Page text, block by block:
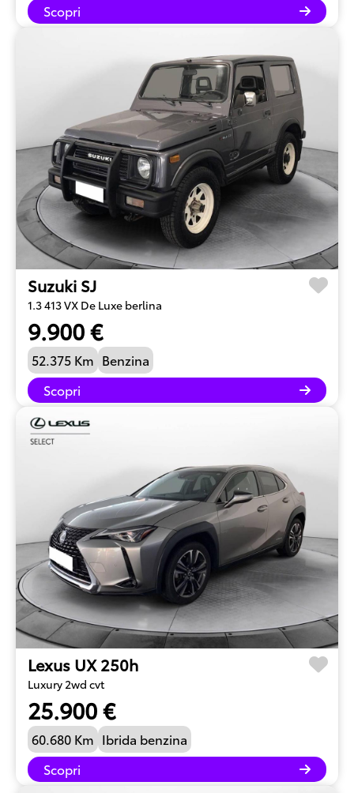
Scopri
Suzuki SJ
1.3 413 VX De Luxe berlina
9.900 €
52.375 Km Benzina
Scopri
Lexus UX 250h
Luxury 2wd cvt
25.900 €
60.680 Km Ibrida benzina
Scopri